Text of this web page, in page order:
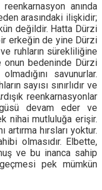
anında
arasındaki ilişkidir;
değildir. Hatta Dürzi
erkeğin de yine Dürzi
ruhların sürekliliğine
onun bedeninde Dürzi
savunurlar.
sayısı sınırlıdır ve
reenkarnasyonlar
devam eder ve
nihai mutluluğa erişir.
artırma hırsları yoktur.
olmasıdır. Elbette,
ve bu inanca sahip
pek mümkün